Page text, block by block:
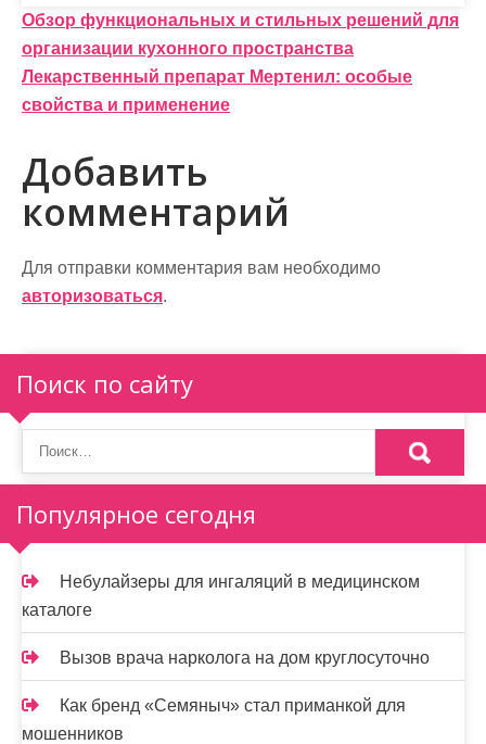
Н
а
в
и
г
а
ц
и
я
п
о
з
а
п
и
с
я
м
Обзор функциональных и стильных решений для
организации кухонного пространства
Лекарственный препарат Мертенил: особые
свойства и применение
Добавить
комментарий
Для отправки комментария вам необходимо
авторизоваться.
Поиск по сайту
Популярное сегодня
Небулайзеры для ингаляций в медицинском
каталоге
Вызов врача нарколога на дом круглосуточно
Как бренд «Семяныч» стал приманкой для
мошенников